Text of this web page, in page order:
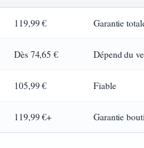
119,99 € Garantie
Dès 74,65 € Dépend du
105,99 € Fiable
119,99 €+ Garantie